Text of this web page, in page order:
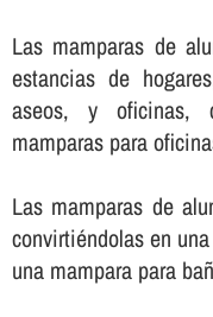
Las mamparas de
estancias de
aseos, y oficinas,
mamparas para
Las mamparas de
convirtiéndolas en
una mampara para